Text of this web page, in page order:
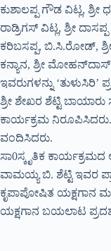
ಕುಶಾಲಪ್ಪ ಗೌಡ ವಿಟ್ಲ,
ರಾಡ್ರಿಗಸ್ ವಿಟ್ಲ, ಶ್ರೀ
ಕರಿಬಸಪ್ಪ, ಬಿ.ಸಿ.ರೋಡ್,
ಕನ್ಯಾನ, ಶ್ರೀ
ಇವರುಗಳನ್ನು
ಶ್ರೀ ಶೇಖರ ಶೆಟ್ಟಿ
ಕಾರ್ಯಕ್ರಮ ನಿರೂಪಿಸಿದರು.
ವಂದಿಸಿದರು.
ಸಾ0ಸ್ಕೃತಿಕ
ವಾಮಯ್ಯ ಬಿ. ಶೆಟ್ಟಿ ಇವರ
ಕೃಪಾಪೋಷಿತ ಯಕ್ಷಗಾನ
ಯಕ್ಷಗಾನ ಬಯಲಾಟ